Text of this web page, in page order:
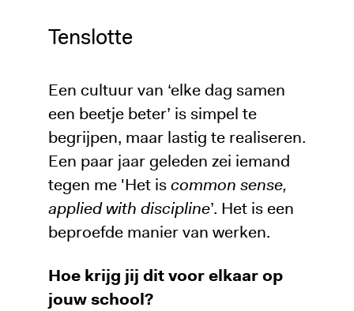
Tenslotte
Een cultuur van ‘elke dag samen
een beetje beter’ is simpel te
begrijpen, maar lastig te realiseren.
Een paar jaar geleden zei iemand
tegen me 'Het iscommon sense,
applied with discipline’. Het is een
beproefde manier van werken.
Hoe krijg jij dit voor elkaar op
jouw school?